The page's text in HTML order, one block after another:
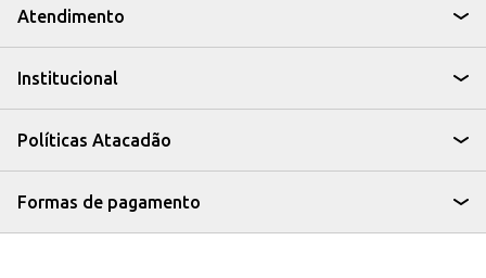
O Comedouro de Alumínio Baw Waw Grande é uma escolha que combina
funcionalidade e durabilidade, facilitando a rotina de alimentação do seu
Atendimento
Institucional
Políticas Atacadão
Formas de pagamento